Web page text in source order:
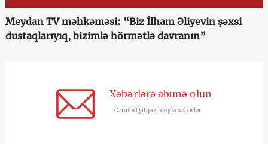
Meydan TV məhkəməsi: “Biz İlham Əliyevin şəxsi
dustaqlarıyıq, bizimlə hörmətlə davranın”
Xəbərlərə abunə olun
Cənubi Qafqaz haqda xəbərlər